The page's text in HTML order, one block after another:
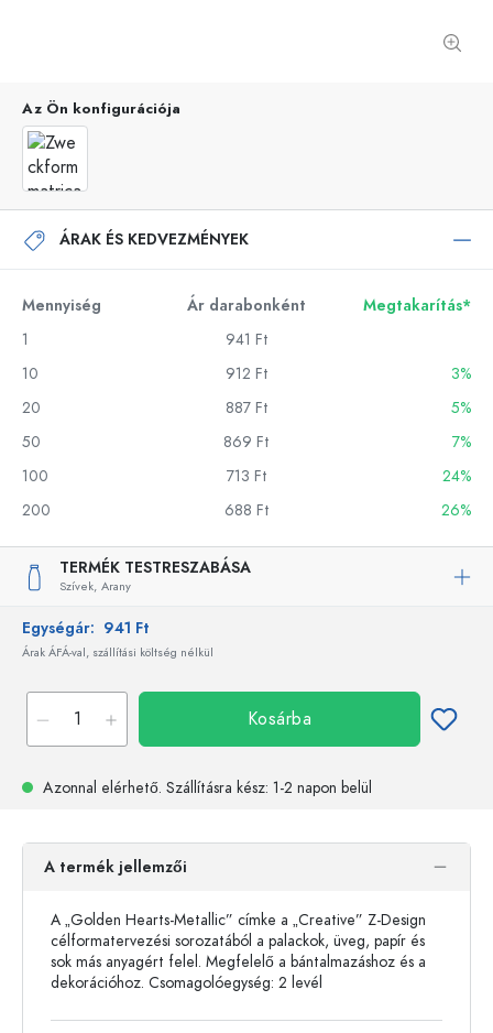
Az Ön konfigurációja
ÁRAK ÉS KEDVEZMÉNYEK
Mennyiség Ár darabonként
Megtakarítás*
1
941 Ft
10
912 Ft
3%
20
887 Ft
5%
50
869 Ft
7%
100
713 Ft
24%
200
688 Ft 26%
TERMÉK TESTRESZABÁSA
Szívek, Arany
Egységár: 941 Ft
Árak ÁFÁ-val, szállítási költség nélkül
Kosárba
Azonnal elérhető. Szállításra kész: 1-2 napon belül
A termék jellemzői
A „Golden Hearts-Metallic” címke a „Creative” Z-Design
célformatervezési sorozatából a palackok, üveg, papír és
sok más anyagért felel. Megfelelő a bántalmazáshoz és a
dekorációhoz. Csomagolóegység: 2 levél